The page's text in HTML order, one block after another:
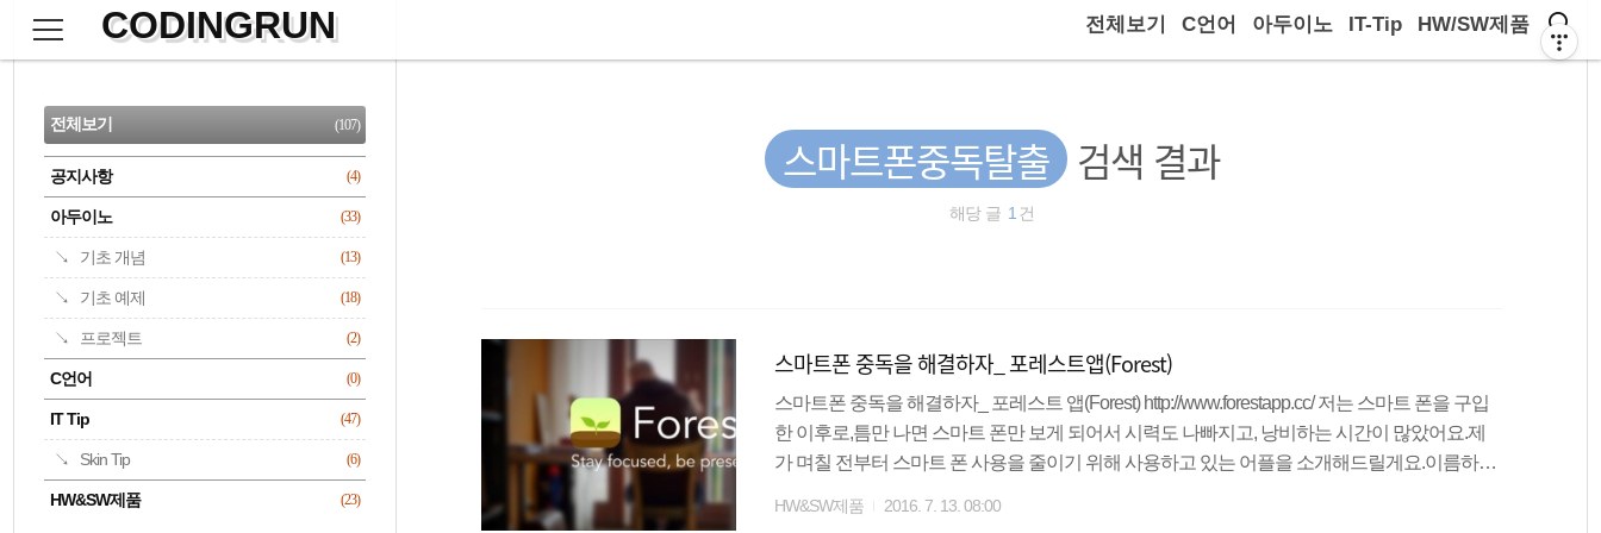
으
CODINGRUN 전체보기 C언어 아두이노 IT-Tip HW/SW제품
스마트폰중독탈출 검색 결과
해당 글 1 건
스마트폰 중독을 해결하자_ 포레스트앱(Forest)
스마트폰 중독을 해결하자_ 포레스트 앱(Forest) http://www.forestapp.cc/ 저는 스마트 폰을 구입
한 이후로,틈만 나면 스마트 폰만 보게 되어서 시력도 나빠지고, 낭비하는 시간이 많았어요.제
가 며칠 전부터 스마트 폰 사용을 줄이기 위해 사용하고 있는 어플을 소개해드릴게요.이름하여
HW&SW제품 2016. 7. 13. 08:00
CATEGORY
전체보기 (107)
공지사항 (4)
아두이노 (33)
기초 개념 (13)
기초 예제 (18)
프로젝트 (2)
C언어 (0)
IT Tip (47)
Skin Tip (6)
HW&SW제품 (23)
검